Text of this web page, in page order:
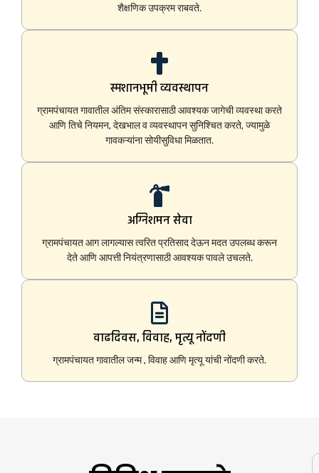
शैक्षणिक उपक्रम राबवते.
स्मशानभूमी व्यवस्थापन
ग्रामपंचायत गावातील अंतिम संस्कारासाठी आवश्यक जागेची व्यवस्था करते
आणि तिचे नियमन, देखभाल व व्यवस्थापन सुनिश्चित करते, ज्यामुळे
गावकऱ्यांना सोयीसुविधा मिळतात.
अग्निशमन सेवा
ग्रामपंचायत आग लागल्यास त्वरित प्रतिसाद देऊन मदत उपलब्ध करून
देते आणि आपत्ती नियंत्रणासाठी आवश्यक पावले उचलते.
वाढदिवस, विवाह, मृत्यू नोंदणी
ग्रामपंचायत गावातील जन्म , विवाह आणि मृत्यू यांची नोंदणी करते.